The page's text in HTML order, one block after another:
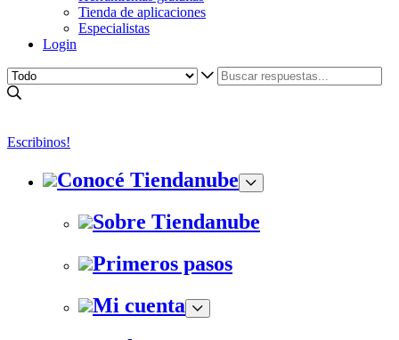
Tienda de aplicaciones
Especialistas
Login
Escribinos!
Conocé Tiendanube
Sobre Tiendanube
Primeros pasos
Mi cuenta